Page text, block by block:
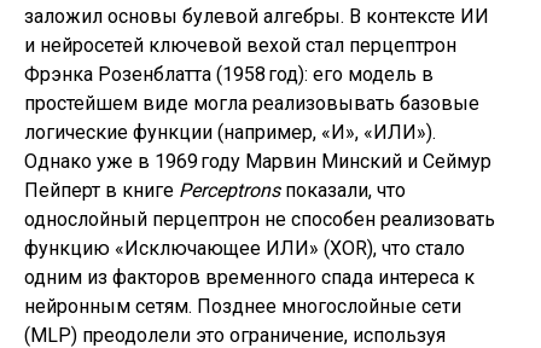
заложил основы булевой алгебры. В контексте ИИ
и нейросетей ключевой вехой стал перцептрон
Фрэнка Розенблатта (1958 год): его модель в
простейшем виде могла реализовывать базовые
логические функции (например, «И», «ИЛИ»).
Однако уже в 1969 году Марвин Минский и Сеймур
Пейперт в книге Perceptronsпоказали, что
однослойный перцептрон не способен реализовать
функцию «Исключающее ИЛИ» (XOR), что стало
одним из факторов временного спада интереса к
нейронным сетям. Позднее многослойные сети
(MLP) преодолели это ограничение, используя